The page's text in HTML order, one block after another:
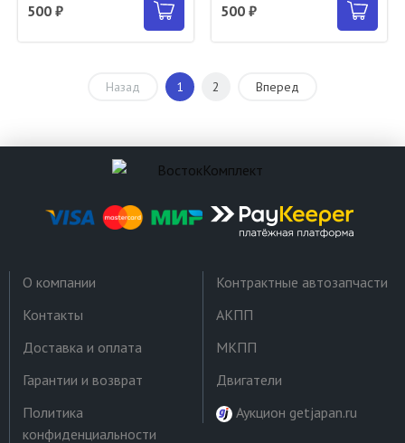
500 ₽ 500 ₽
Назад 1 2 Вперед
О компании
Контакты
Доставка и оплата
Гарантии и возврат
Политика
конфиденциальности
Контрактные автозапчасти
АКПП
МКПП
Двигатели
Аукцион getjapan.ru